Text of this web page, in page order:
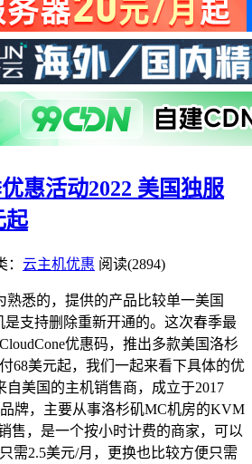
惠活动2022 美国独服
起
： 云主机优惠 阅读(2894)
熟悉的，提供的产品比较单一美国
是支持删除重新开通的。这次春季最
优惠码，推出多款美国洛杉
68美元起，我们一起来看下具体的优
自美国的主机销售商，成立于2017
品牌，主要从事洛杉矶MC机房的KVM
售，是一个按小时计费的商家，可以
需2.5美元/月，更换也比较方便只需